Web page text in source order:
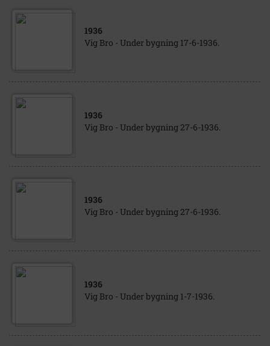
1936
Vig Bro - Under bygning 17-6-1936.
1936
Vig Bro - Under bygning 27-6-1936.
1936
Vig Bro - Under bygning 27-6-1936.
1936
Vig Bro - Under bygning 1-7-1936.